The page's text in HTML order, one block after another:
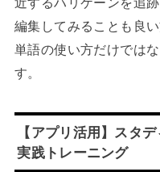
編集してみることも良
単語の使い方だけでは
す。
【アプリ活用】スタ
実践トレーニング